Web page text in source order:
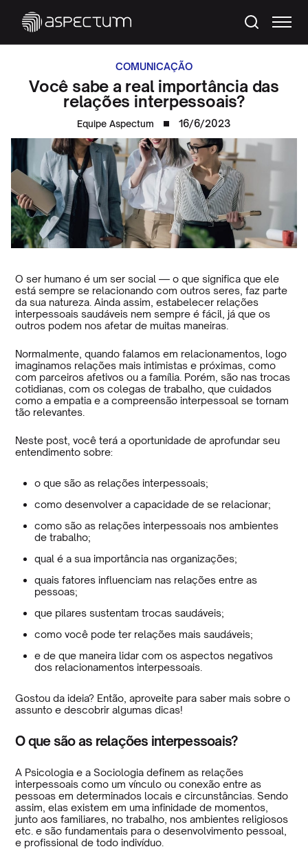
COMUNICAÇÃO
Você sabe a real importância das
relações interpessoais?
Equipe Aspectum 16/6/2023
O ser humano é um ser social — o que significa que ele
está sempre se relacionando com outros seres, faz parte
da sua natureza. Ainda assim, estabelecer relações
interpessoais saudáveis nem sempre é fácil, já que os
outros podem nos afetar de muitas maneiras.
Normalmente, quando falamos em relacionamentos, logo
imaginamos relações mais intimistas e próximas, como
com parceiros afetivos ou a família. Porém, são nas trocas
cotidianas, com os colegas de trabalho, que cuidados
como a empatia e a compreensão interpessoal se tornam
tão relevantes.
Neste post, você terá a oportunidade de aprofundar seu
entendimento sobre:
o que são as relações interpessoais;
como desenvolver a capacidade de se relacionar;
como são as relações interpessoais nos ambientes
de trabalho;
qual é a sua importância nas organizações;
quais fatores influenciam nas relações entre as
pessoas;
que pilares sustentam trocas saudáveis;
como você pode ter relações mais saudáveis;
e de que maneira lidar com os aspectos negativos
dos relacionamentos interpessoais.
Gostou da ideia? Então, aproveite para saber mais sobre o
assunto e descobrir algumas dicas!
O que são as relações interpessoais?
A Psicologia e a Sociologia definem as relações
interpessoais como um vínculo ou conexão entre as
pessoas em determinados locais e circunstâncias. Sendo
assim, elas existem em uma infinidade de momentos,
junto aos familiares, no trabalho, nos ambientes religiosos
etc. e são fundamentais para o desenvolvimento pessoal,
e profissional de todo indivíduo.